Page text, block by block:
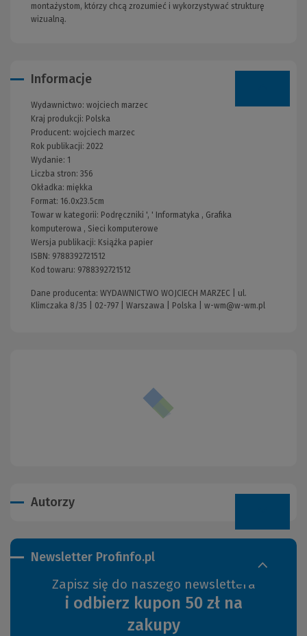
montażystom, którzy chcą zrozumieć i wykorzystywać strukturę
wizualną.
Informacje
Wydawnictwo: wojciech marzec
Kraj produkcji: Polska
Producent: wojciech marzec
Rok publikacji: 2022
Wydanie: 1
Liczba stron: 356
Okładka: miękka
Format: 16.0x23.5cm
Towar w kategorii: Podręczniki ', ' Informatyka , Grafika
komputerowa , Sieci komputerowe
Wersja publikacji: Książka papier
ISBN: 9788392721512
Kod towaru: 9788392721512
Dane producenta: WYDAWNICTWO WOJCIECH MARZEC | ul.
Klimczaka 8/35 | 02-797 | Warszawa | Polska | w-wm@w-wm.pl
Autorzy
Newsletter Profinfo.pl
Zapisz się do naszego newslettera
i odbierz kupon 50 zł na
zakupy